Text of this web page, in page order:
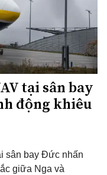
tại sân bay
động khiêu
sân bay Đức nhấn
giữa Nga và